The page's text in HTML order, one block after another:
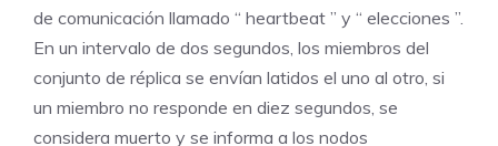
de comunicación llamado “ heartbeat ” y “ elecciones ”.
En un intervalo de dos segundos, los miembros del
conjunto de réplica se envían latidos el uno al otro, si
un miembro no responde en diez segundos, se
considera muerto y se informa a los nodos